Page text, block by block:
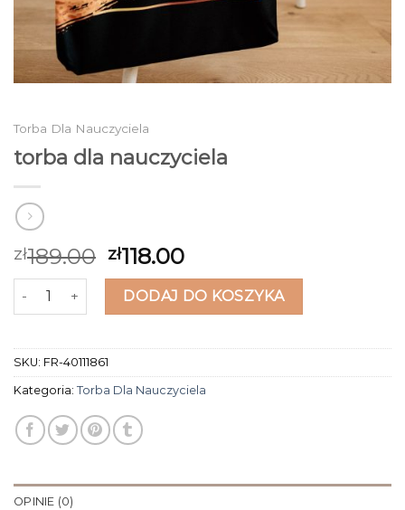
Torba Dla Nauczyciela
torba dla nauczyciela
zł189.00 zł118.00
ilość torba dla nauczycielaDODAJ DO KOSZYKA
SKU: FR-40111861
Kategoria: Torba Dla Nauczyciela
OPINIE (0)